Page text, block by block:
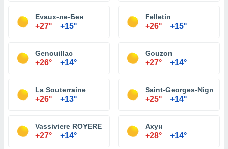
Evaux-ле-Бен
+27° +15°
Felletin
+26° +15°
Genouillac
+26° +14°
Gouzon
+27° +14°
La Souterraine
+26° +13°
Saint-Georges-
+25° +14°
Vassiviere ROYERE
+27° +14°
Ахун
+28° +14°